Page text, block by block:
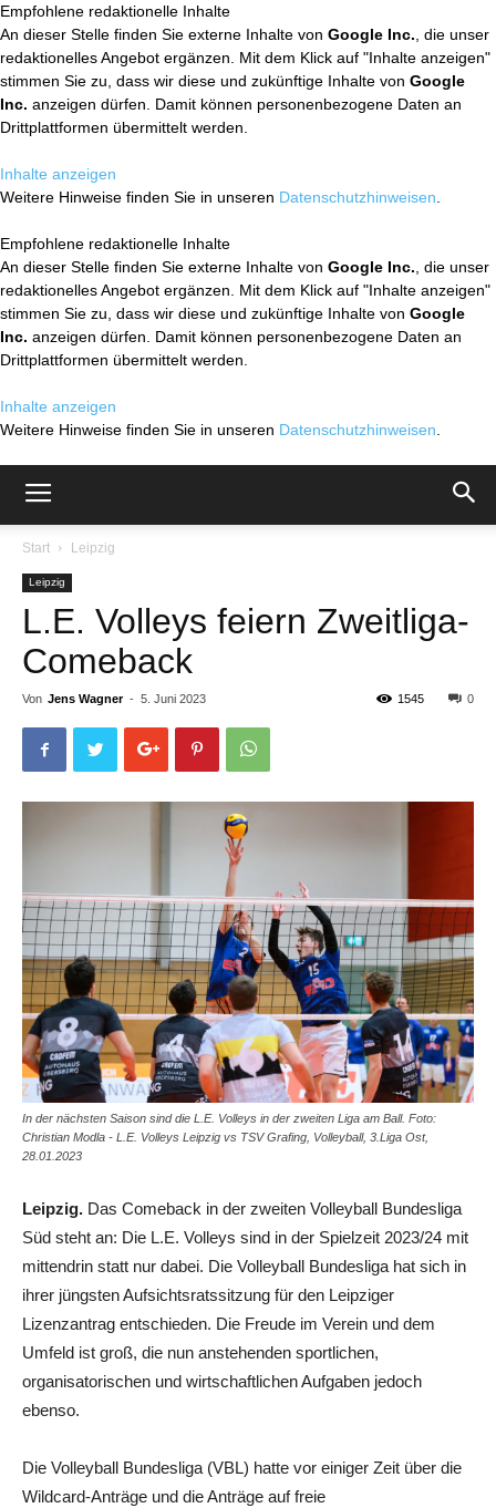
Empfohlene redaktionelle Inhalte
An dieser Stelle finden Sie externe Inhalte von Google Inc. , die unser
redaktionelles Angebot ergänzen. Mit dem Klick auf "Inhalte anzeigen"
stimmen Sie zu, dass wir diese und zukünftige Inhalte von Google
Inc. anzeigen dürfen. Damit können personenbezogene Daten an
Drittplattformen übermittelt werden.
Inhalte anzeigen
Weitere Hinweise finden Sie in unseren Datenschutzhinweisen
Empfohlene redaktionelle Inhalte
An dieser Stelle finden Sie externe Inhalte von Google Inc. , die unser
redaktionelles Angebot ergänzen. Mit dem Klick auf "Inhalte anzeigen"
stimmen Sie zu, dass wir diese und zukünftige Inhalte von Google
Inc. anzeigen dürfen. Damit können personenbezogene Daten an
Drittplattformen übermittelt werden.
Inhalte anzeigen
Weitere Hinweise finden Sie in unseren Datenschutzhinweisen
Start Leipzig
Leipzig
L.E. Volleys feiern Zweitliga-
Comeback
Von Jens Wagner - 5. Juni 2023 0
1545
In der nächsten Saison sind die L.E. Volleys in der zweiten Liga am Ball. Foto:
Christian Modla - L.E. Volleys Leipzig vs TSV Grafing, Volleyball, 3.Liga Ost,
28.01.2023
Leipzig. Das Comeback in der zweiten Volleyball Bundesliga
Süd steht an: Die L.E. Volleys sind in der Spielzeit 2023/24 mit
mittendrin statt nur dabei. Die Volleyball Bundesliga hat sich in
ihrer jüngsten Aufsichtsratssitzung für den Leipziger
Lizenzantrag entschieden. Die Freude im Verein und dem
Umfeld ist groß, die nun anstehenden sportlichen,
organisatorischen und wirtschaftlichen Aufgaben jedoch
ebenso.
Die Volleyball Bundesliga (VBL) hatte vor einiger Zeit über die
Wildcard-Anträge und die Anträge auf freie